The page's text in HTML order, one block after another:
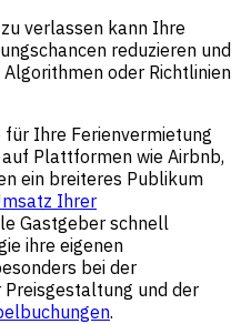
verlassen kann Ihre
reduzieren und
oder Richtlinien
Ihre Ferienvermietung
Plattformen wie Airbnb,
ein breiteres Publikum
Ihrer
Gastgeber schnell
ihre eigenen
bei der
und der
.